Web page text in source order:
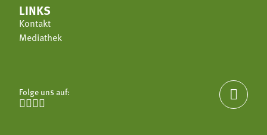
LINKS
Kontakt
Mediathek
Folge uns auf:

